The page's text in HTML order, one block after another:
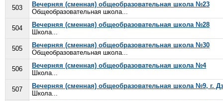
503
Вечерняя (сменная) общеобразовательная школа №23
Общеобразовательная школа...
504
Вечерняя (сменная) общеобразовательная школа №28
Школа...
505
Вечерняя (сменная) общеобразовательная школа №30
Общеобразовательная школа...
506
Вечерняя (сменная) общеобразовательная школа №4
Школа...
507
Вечерняя (сменная) общеобразовательная школа №9, г.
Школа...